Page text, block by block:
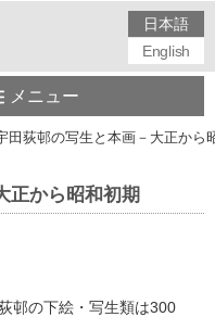
日本語
English
メニュー
田荻邨の写生と本画－大正
から昭和初期
邨の下絵・写生類は300